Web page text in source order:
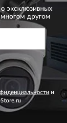
эксклюзивных
другом
и